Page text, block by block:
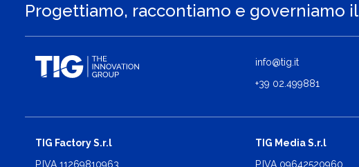
Progettiamo, raccontiamo e governiamo
info@tig.it
+39 02.499881
TIG Factory S.r.l
P.IVA 11269810963
TIG Media S.r.l
P.IVA 09642520960